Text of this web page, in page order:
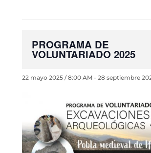
PROGRAMA DE
VOLUNTARIADO 2025
22 mayo 2025 / 8:00 AM- 28 septiembre